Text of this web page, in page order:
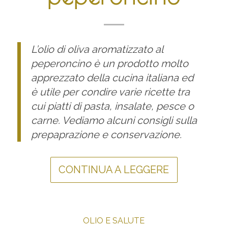
L’olio di oliva aromatizzato al
peperoncino è un prodotto molto
apprezzato della cucina italiana ed
è utile per condire varie ricette tra
cui piatti di pasta, insalate, pesce o
carne. Vediamo alcuni consigli sulla
prepaprazione e conservazione.
CONTINUA A LEGGERE
OLIO E SALUTE